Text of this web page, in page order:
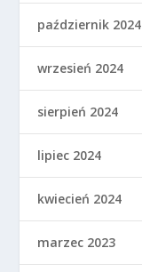
październik 2024
wrzesień 2024
sierpień 2024
lipiec 2024
kwiecień 2024
marzec 2023